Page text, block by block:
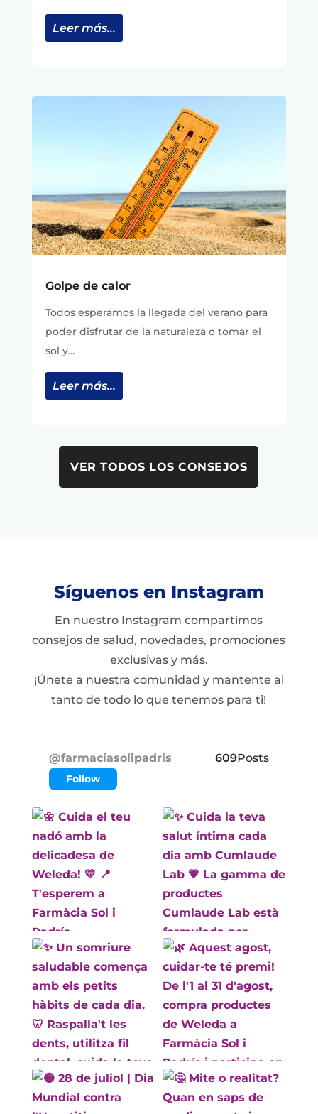
Leer más...
Golpe de calor
Todos esperamos la llegada del verano para
poder disfrutar de la naturaleza o tomar el
sol y...
Leer más...
VER TODOS LOS CONSEJOS
Síguenos en Instagram
En nuestro Instagram compartimos
consejos de salud, novedades, promociones
exclusivas y más.
¡Únete a nuestra comunidad y mantente al
tanto de todo lo que tenemos para ti!
@farmaciasolipadris 609Posts
Follow